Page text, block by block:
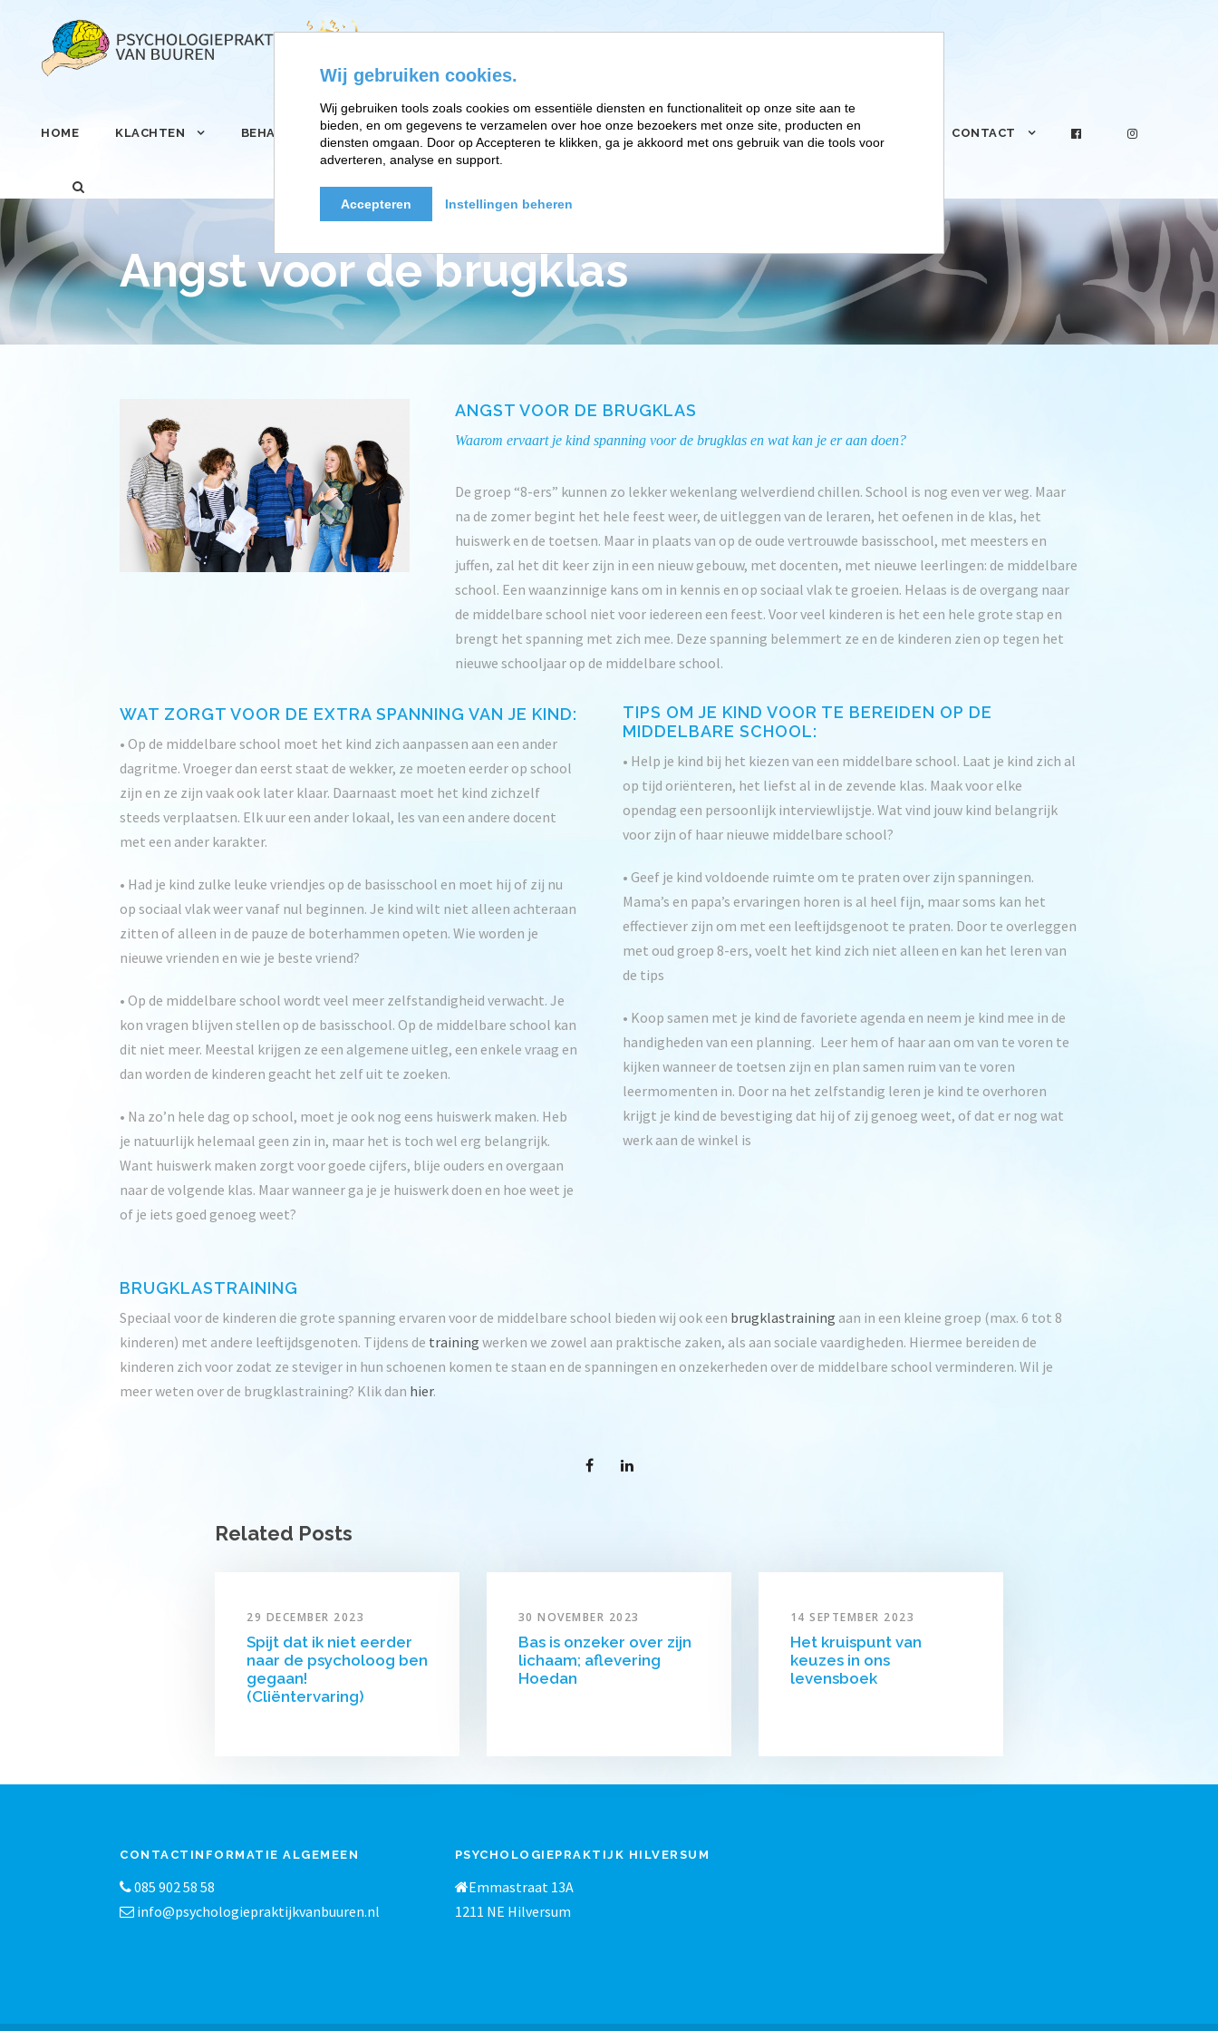
HOME KLACHTEN BEHANDELINGEN EFT-RELATIETHERAPIE BRAINWORK EN PARTNERS PRAKTIJK CONTACT
Angst voor de brugklas
ANGST VOOR DE BRUGKLAS
Waarom ervaart je kind spanning voor de brugklas en wat kan je er aan doen?
De groep “8-ers” kunnen zo lekker wekenlang welverdiend chillen. School is nog even ver weg. Maar
na de zomer begint het hele feest weer, de uitleggen van de leraren, het oefenen in de klas, het
huiswerk en de toetsen. Maar in plaats van op de oude vertrouwde basisschool, met meesters en
juffen, zal het dit keer zijn in een nieuw gebouw, met docenten, met nieuwe leerlingen: de middelbare
school. Een waanzinnige kans om in kennis en op sociaal vlak te groeien. Helaas is de overgang naar
de middelbare school niet voor iedereen een feest. Voor veel kinderen is het een hele grote stap en
brengt het spanning met zich mee. Deze spanning belemmert ze en de kinderen zien op tegen het
nieuwe schooljaar op de middelbare school.
WAT ZORGT VOOR DE EXTRA SPANNING VAN JE KIND:
• Op de middelbare school moet het kind zich aanpassen aan een ander
dagritme. Vroeger dan eerst staat de wekker, ze moeten eerder op school
zijn en ze zijn vaak ook later klaar. Daarnaast moet het kind zichzelf
steeds verplaatsen. Elk uur een ander lokaal, les van een andere docent
met een ander karakter.
• Had je kind zulke leuke vriendjes op de basisschool en moet hij of zij nu
op sociaal vlak weer vanaf nul beginnen. Je kind wilt niet alleen achteraan
zitten of alleen in de pauze de boterhammen opeten. Wie worden je
nieuwe vrienden en wie je beste vriend?
• Op de middelbare school wordt veel meer zelfstandigheid verwacht. Je
kon vragen blijven stellen op de basisschool. Op de middelbare school kan
dit niet meer. Meestal krijgen ze een algemene uitleg, een enkele vraag en
dan worden de kinderen geacht het zelf uit te zoeken.
• Na zo’n hele dag op school, moet je ook nog eens huiswerk maken. Heb
je natuurlijk helemaal geen zin in, maar het is toch wel erg belangrijk.
Want huiswerk maken zorgt voor goede cijfers, blije ouders en overgaan
naar de volgende klas. Maar wanneer ga je je huiswerk doen en hoe weet je
of je iets goed genoeg weet?
TIPS OM JE KIND VOOR TE BEREIDEN OP DE
MIDDELBARE SCHOOL:
• Help je kind bij het kiezen van een middelbare school. Laat je kind zich al
op tijd oriënteren, het liefst al in de zevende klas. Maak voor elke
opendag een persoonlijk interviewlijstje. Wat vind jouw kind belangrijk
voor zijn of haar nieuwe middelbare school?
• Geef je kind voldoende ruimte om te praten over zijn spanningen.
Mama’s en papa’s ervaringen horen is al heel fijn, maar soms kan het
effectiever zijn om met een leeftijdsgenoot te praten. Door te overleggen
met oud groep 8-ers, voelt het kind zich niet alleen en kan het leren van
de tips
• Koop samen met je kind de favoriete agenda en neem je kind mee in de
handigheden van een planning. Leer hem of haar aan om van te voren te
kijken wanneer de toetsen zijn en plan samen ruim van te voren
leermomenten in. Door na het zelfstandig leren je kind te overhoren
krijgt je kind de bevestiging dat hij of zij genoeg weet, of dat er nog wat
werk aan de winkel is
BRUGKLASTRAINING
Speciaal voor de kinderen die grote spanning ervaren voor de middelbare school bieden wij ook een brugklastraining aan in een kleine groep (max. 6 tot 8
kinderen) met andere leeftijdsgenoten. Tijdens de training werken we zowel aan praktische zaken, als aan sociale vaardigheden. Hiermee bereiden de
kinderen zich voor zodat ze steviger in hun schoenen komen te staan en de spanningen en onzekerheden over de middelbare school verminderen. Wil je
meer weten over de brugklastraining? Klik dan hier.
Related Posts
29 DECEMBER 2023
Spijt dat ik niet eerder
naar de psycholoog ben
gegaan!
(Cliëntervaring)
30 NOVEMBER 2023
Bas is onzeker over zijn
lichaam; aflevering
Hoedan
14 SEPTEMBER 2023
Het kruispunt van
keuzes in ons
levensboek
CONTACTINFORMATIE ALGEMEEN
085 902 58 58
info@psychologiepraktijkvanbuuren.nl
PSYCHOLOGIEPRAKTIJK HILVERSUM
Emmastraat 13A
1211 NE Hilversum
Wij gebruiken cookies.
Wij gebruiken tools zoals cookies om essentiële diensten en functionaliteit op onze site aan te
bieden, en om gegevens te verzamelen over hoe onze bezoekers met onze site, producten en
diensten omgaan. Door op Accepteren te klikken, ga je akkoord met ons gebruik van die tools voor
adverteren, analyse en support.
Accepteren Instellingen beheren